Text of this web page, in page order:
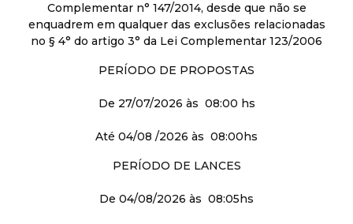
Complementar n° 147/2014, desde que não se
enquadrem em qualquer das exclusões relacionadas
no § 4° do artigo 3° da Lei Complementar 123/2006
PERÍODO DE PROPOSTAS
De 27/07/2026 às 08:00 hs
Até 04/08 /2026 às 08:00hs
PERÍODO DE LANCES
De 04/08/2026 às 08:05hs